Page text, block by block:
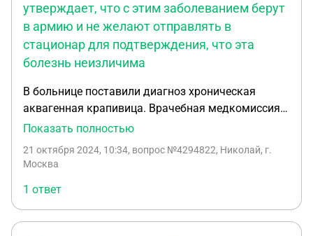
утверждает, что с этим заболеванием берут
в армию и не желают отправлять в
стационар для подтверждения, что эта
болезнь неизличима
В больнице поставили диагноз хроническая
аквагенная крапивица. Врачебная медкомиссия в
военкомате утверждает, что с этим заболеванием
стационар для подтверждения, что эта болезнь
Показать полностью
21 октября 2024, 10:34, вопрос №4294822, Николай, г.
Москва
1 ответ